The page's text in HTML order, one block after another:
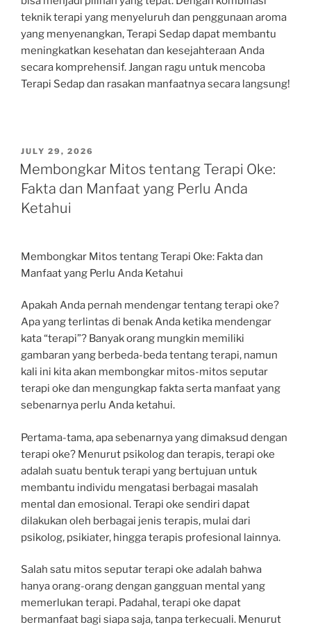
teknik terapi yang menyeluruh dan penggunaan aroma
yang menyenangkan, Terapi Sedap dapat membantu
meningkatkan kesehatan dan kesejahteraan Anda
secara komprehensif. Jangan ragu untuk mencoba
Terapi Sedap dan rasakan manfaatnya secara langsung!
POSTED
ON
JULY 29, 2026
Membongkar Mitos tentang Terapi Oke:
Fakta dan Manfaat yang Perlu Anda
Ketahui
Membongkar Mitos tentang Terapi Oke: Fakta dan
Manfaat yang Perlu Anda Ketahui
Apakah Anda pernah mendengar tentang terapi oke?
Apa yang terlintas di benak Anda ketika mendengar
kata “terapi”? Banyak orang mungkin memiliki
gambaran yang berbeda-beda tentang terapi, namun
kali ini kita akan membongkar mitos-mitos seputar
terapi oke dan mengungkap fakta serta manfaat yang
sebenarnya perlu Anda ketahui.
Pertama-tama, apa sebenarnya yang dimaksud dengan
terapi oke? Menurut psikolog dan terapis, terapi oke
adalah suatu bentuk terapi yang bertujuan untuk
membantu individu mengatasi berbagai masalah
mental dan emosional. Terapi oke sendiri dapat
dilakukan oleh berbagai jenis terapis, mulai dari
psikolog, psikiater, hingga terapis profesional lainnya.
Salah satu mitos seputar terapi oke adalah bahwa
hanya orang-orang dengan gangguan mental yang
memerlukan terapi. Padahal, terapi oke dapat
bermanfaat bagi siapa saja, tanpa terkecuali. Menurut